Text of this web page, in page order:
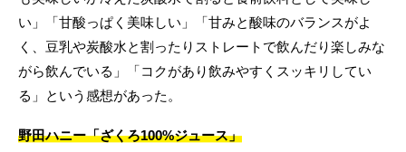
い」「甘酸っぱく美味しい」「甘みと酸味のバランスがよ
く、豆乳や炭酸水と割ったりストレートで飲んだり楽しみな
がら飲んでいる」「コクがあり飲みやすくスッキリしてい
る」という感想があった。
野田ハニー「ざくろ100%ジュース」